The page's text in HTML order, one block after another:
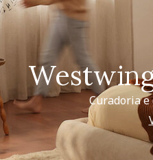
Curadoria e